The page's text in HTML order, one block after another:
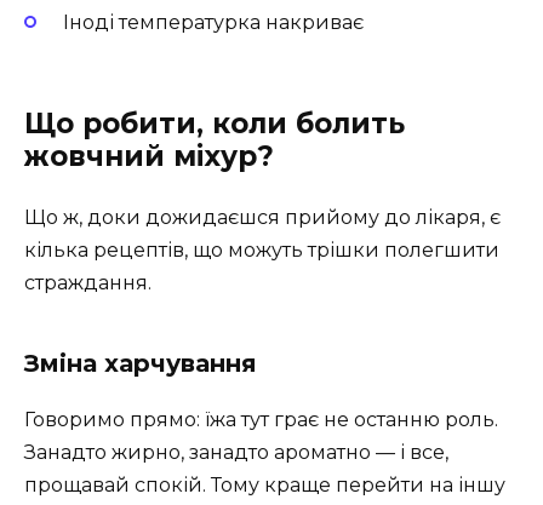
Іноді температурка накриває
Що робити, коли болить
жовчний міхур?
Що ж, доки дожидаєшся прийому до лікаря, є
кілька рецептів, що можуть трішки полегшити
страждання.
Зміна харчування
Говоримо прямо: їжа тут грає не останню роль.
Занадто жирно, занадто ароматно — і все,
прощавай спокій. Тому краще перейти на іншу